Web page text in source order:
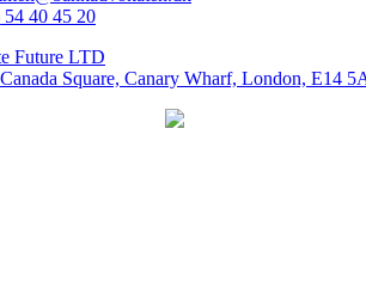
40 45 20
Future LTD
Square, Canary Wharf, London, E14